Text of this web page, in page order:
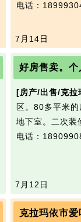
电话：
7月14日
好房售卖。个
[房产/出售/克拉
区。80多平米
地下室。二次装
电话：
7月12日
克拉玛依市